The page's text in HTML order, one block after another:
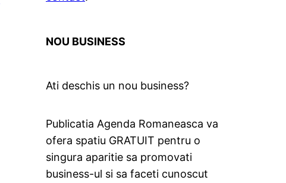
NOU BUSINESS
Ati deschis un nou business?
Publicatia Agenda Romaneasca va
ofera spatiu GRATUIT pentru o
singura aparitie sa promovati
business-ul si sa faceti cunoscut